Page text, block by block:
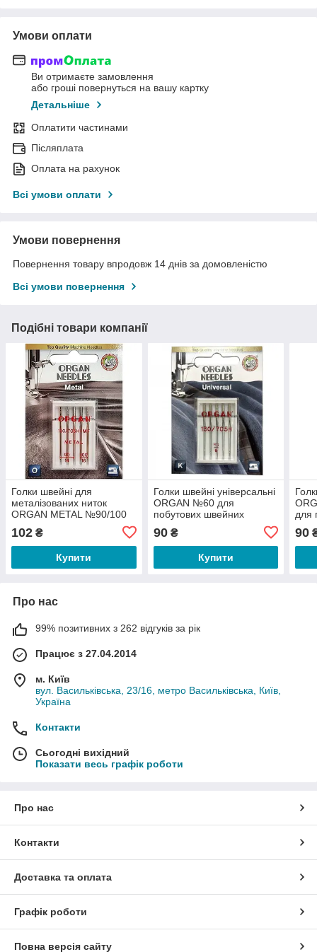
Умови оплати
Ви отримаєте замовлення
або гроші повернуться на вашу картку
Детальніше
Оплатити частинами
Післяплата
Оплата на рахунок
Всі умови оплати
Умови повернення
Повернення товару впродовж 14 днів за домовленістю
Всі умови повернення
Подібні товари компанії
Голки швейні для
металізованих ниток
ORGAN METAL №90/100
машин блістерна упаковка
5 штук (6979)
102 ₴
Купити
Голки швейні універсальні
ORGAN №60 для
побутових швейних
машин блістерна упаковка
5 штук (6495)
90₴
Купити
для
5
90
Про нас
99% позитивних з 262 відгуків за рік
Працює з 27.04.2014
м. Київ
вул. Васильківська, 23/16, метро Васильківська, Київ,
Україна
Контакти
Сьогодні вихідний
Показати весь графік роботи
Про нас
Контакти
Доставка та оплата
Графік роботи
Повна версія сайту